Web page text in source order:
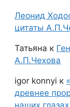
Леонид
цитаты
Татьяна к
А.П.Чехова
igor konnyi к
древнее
наших глазах